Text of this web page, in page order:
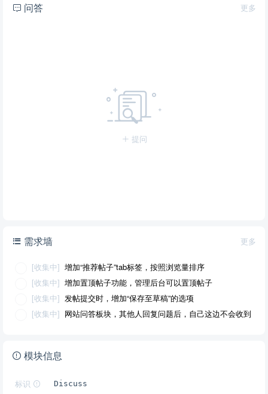
更多
问答
提问
更多
需求墙
[收集中] 增加“推荐帖子”tab标签，按照浏览量排序
[收集中] 增加置顶帖子功能，管理后台可以置顶帖子
[收集中] 发帖提交时，增加“保存至草稿”的选项
[收集中] 网站问答板块，其他人回复问题后，自己这边不会收到
模块信息
标识 Discuss